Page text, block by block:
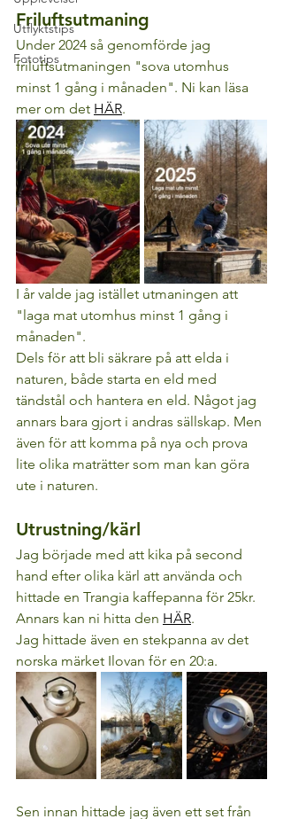
Utflyktstips
Fototips
Friluftsutmaning
Under 2024 så genomförde jag
friluftsutmaningen "sova utomhus
minst 1 gång i månaden". Ni kan läsa
mer om det HÄR.
I år valde jag istället utmaningen att
"laga mat utomhus minst 1 gång i
månaden".
Dels för att bli säkrare på att elda i
naturen, både starta en eld med
tändstål och hantera en eld. Något jag
annars bara gjort i andras sällskap. Men
även för att komma på nya och prova
lite olika maträtter som man kan göra
ute i naturen.
Utrustning/kärl
Jag började med att kika på second
hand efter olika kärl att använda och
hittade en Trangia kaffepanna för 25kr.
Annars kan ni hitta den HÄR.
Jag hittade även en stekpanna av det
norska märket Ilovan för en 20:a.
Sen innan hittade jag även ett set från